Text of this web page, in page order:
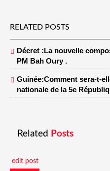
RELATED POSTS
Décret :La nouvelle
PM Bah Oury .
Guinée:Comment sera-t-
nationale de la 5e
Related Posts
edit post